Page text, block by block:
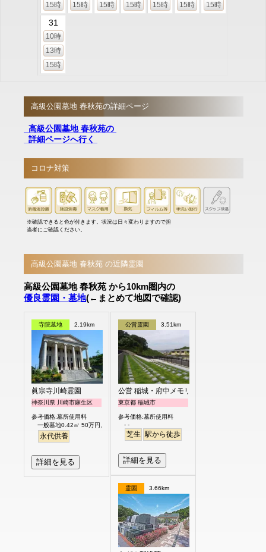
15時
15時
15時
15時
15時
15時
15時
31
10時
13時
15時
高級公園墓地 春秋苑の詳細ページ
高級公園墓地 春秋苑の
詳細ページへ行く
コロナ対策
※確認できると色が付きます。状況は日々変わりますので担
当者にご確認ください。
高級公園墓地 春秋苑 の近隣霊園
高級公園墓地 春秋苑 から10km圏内の
優良霊園・墓地(←まとめて地図で確認)
寺院墓地 2.19km
眞宗寺川崎霊園
神奈川県 川崎市麻生区
参考価格:墓所使用料
一般墓地0.42㎡ 50万円より
永代供養
詳細を見る
公営霊園 3.51km
公営 稲城・府中メモリアルパーク
東京都 稲城市
参考価格:墓所使用料
- -
芝生 駅から徒歩
詳細を見る
霊園 3.66km